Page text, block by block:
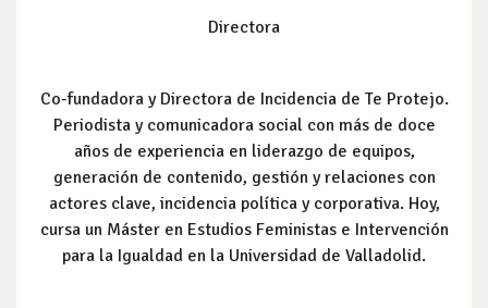
Directora
Co-fundadora y Directora de Incidencia de Te Protejo.
Periodista y comunicadora social con más de doce
años de experiencia en liderazgo de equipos,
generación de contenido, gestión y relaciones con
actores clave, incidencia política y corporativa. Hoy,
cursa un Máster en Estudios Feministas e Intervención
para la Igualdad en la Universidad de Valladolid.